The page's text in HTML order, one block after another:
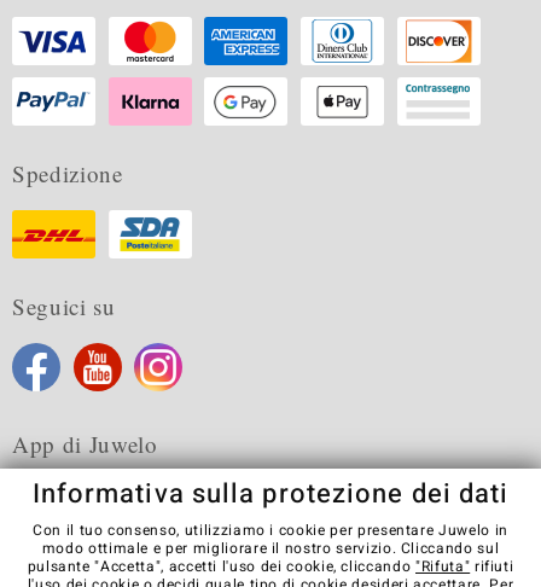
Spedizione
Seguici su
App di Juwelo
Condizioni generali di vendita Informativa Privacy
Cookies
Informativa sulla protezione dei dati
Con il tuo consenso, utilizziamo i cookie per presentare Juwelo in
modo ottimale e per migliorare il nostro servizio. Cliccando sul
pulsante "Accetta", accetti l'uso dei cookie, cliccando "Rifuta" rifiuti